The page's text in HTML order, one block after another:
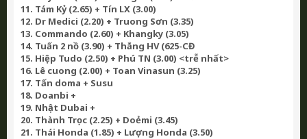
11. Tám Kỷ (2.65) + Tín LX (3.00)
12. Dr Medici (2.20) + Truong Sơn (3.35)
13. Commando (2.60) + Khangky (3.05)
14. Tuấn 2 nồ (3.90) + Thắng HV (625-CĐ
15. Hiệp Tudo (2.50) + Phú TN (3.00) <trễ nhất>
16. Lê cuong (2.00) + Toan Vinasun (3.25)
17. Tấn doma + Susu
18. Doanbi +
19. Nhật Dubai +
20. Thành Trọc (2.25) + Doẻmi (3.45)
21. Thái Honda (1.85) + Lượng Honda (3.50)